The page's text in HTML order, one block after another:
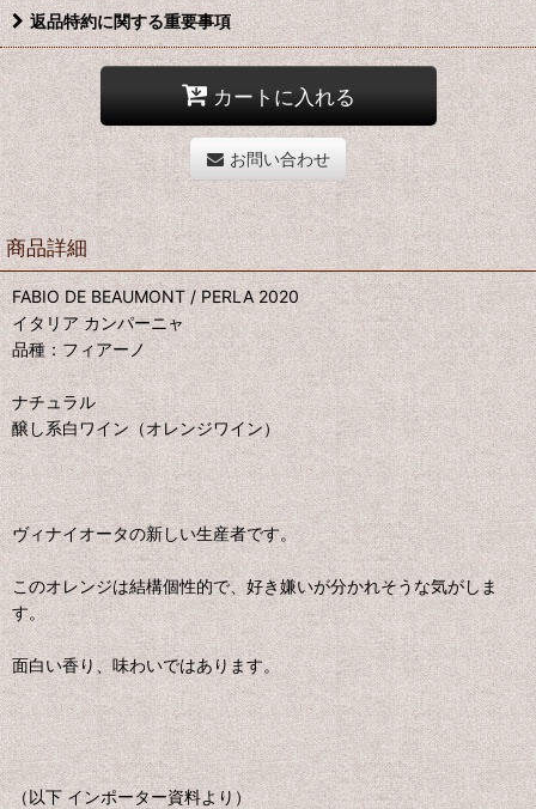
返品特約に関する重要事項
カートに入れる
お問い合わせ
商品詳細
FABIO DE BEAUMONT / PERLA 2020
イタリア カンパーニャ
品種：フィアーノ
ナチュラル
醸し系白ワイン（オレンジワイン）
ヴィナイオータの新しい生産者です。
このオレンジは結構個性的で、好き嫌いが分かれそうな気がしま
す。
面白い香り、味わいではあります。
（以下 インポーター資料より）